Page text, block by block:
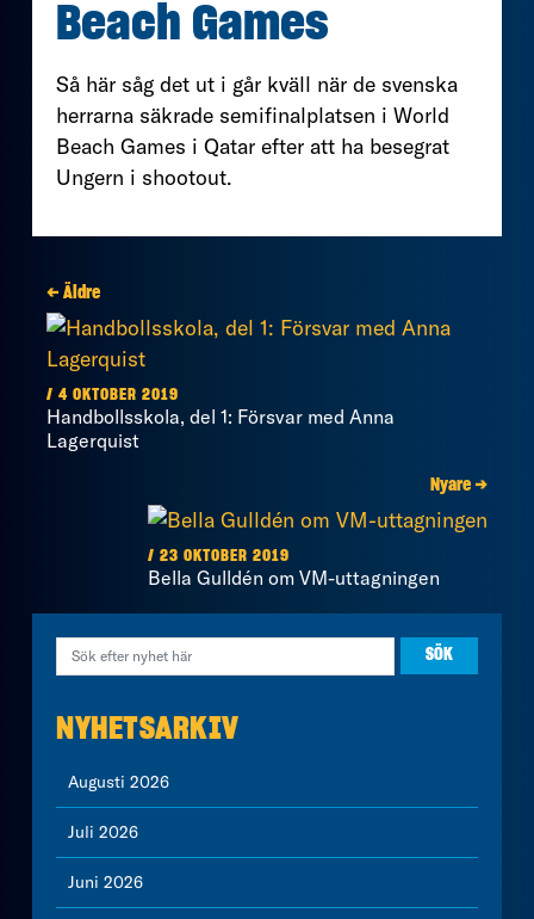
Beach Games
Så här såg det ut i går kväll när de svenska
herrarna säkrade semifinalplatsen i World
Beach Games i Qatar efter att ha besegrat
Ungern i shootout.
← Äldre
/ 4 OKTOBER 2019
Handbollsskola, del 1: Försvar med Anna
Lagerquist
Nyare →
/ 23 OKTOBER 2019
Bella Gulldén om VM-uttagningen
NYHETSARKIV
Augusti 2026
Juli 2026
Juni 2026